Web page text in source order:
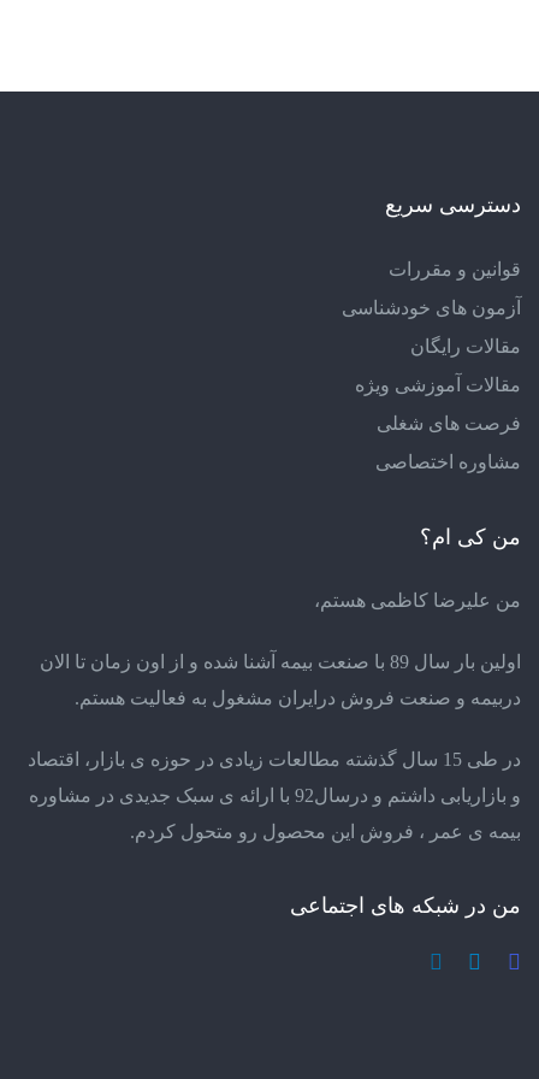
دسترسی سریع
قوانین و مقررات
آزمون های خودشناسی
مقالات رایگان
مقالات آموزشی ویژه
فرصت های شغلی
مشاوره اختصاصی
من کی ام؟
من علیرضا کاظمی هستم،
اولین بار سال 89 با صنعت بیمه آشنا شده و از اون زمان تا الان
دربیمه و صنعت فروش درایران مشغول به فعالیت هستم.
در طی 15 سال گذشته مطالعات زیادی در حوزه ی بازار، اقتصاد
و بازاریابی داشتم و درسال92 با ارائه ی سبک جدیدی در مشاوره
بیمه ی عمر ، فروش این محصول رو متحول کردم.
من در شبکه های اجتماعی